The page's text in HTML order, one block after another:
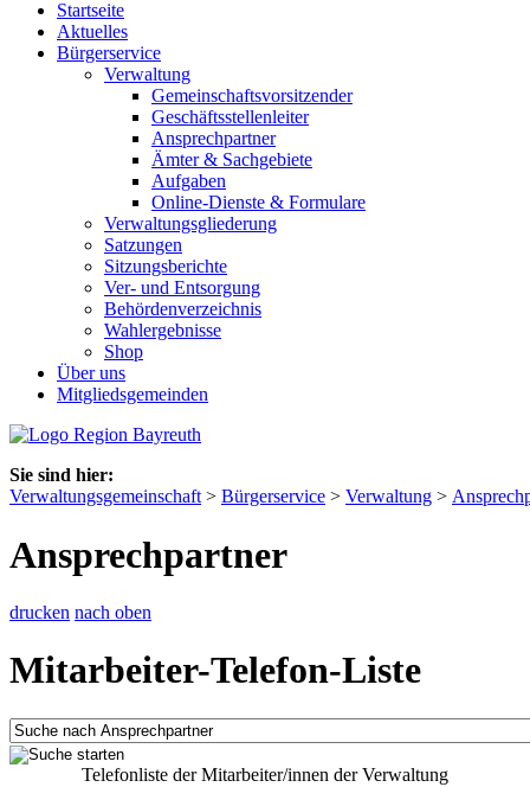
Startseite
Aktuelles
Bürgerservice
Verwaltung
Gemeinschaftsvorsitzender
Geschäftsstellenleiter
Ansprechpartner
Ämter & Sachgebiete
Aufgaben
Online-Dienste & Formulare
Verwaltungsgliederung
Satzungen
Sitzungsberichte
Ver- und Entsorgung
Behördenverzeichnis
Wahlergebnisse
Shop
Über uns
Mitgliedsgemeinden
Sie sind hier:
Verwaltungsgemeinschaft > Bürgerservice > Verwaltung >
Ansprechpartner
drucken nach oben
Mitarbeiter-Telefon-Liste
Telefonliste der Mitarbeiter/innen der Verwaltung